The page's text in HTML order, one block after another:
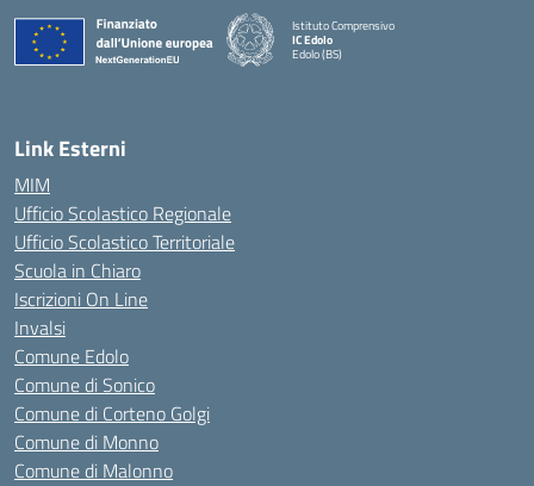
Istituto Comprensivo
IC Edolo
Edolo (BS)
Link Esterni
MIM
Ufficio Scolastico Regionale
Ufficio Scolastico Territoriale
Scuola in Chiaro
Iscrizioni On Line
Invalsi
Comune Edolo
Comune di Sonico
Comune di Corteno Golgi
Comune di Monno
Comune di Malonno